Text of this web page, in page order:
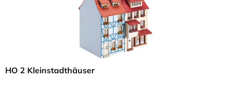
HO 2 Kleinstadthäuser